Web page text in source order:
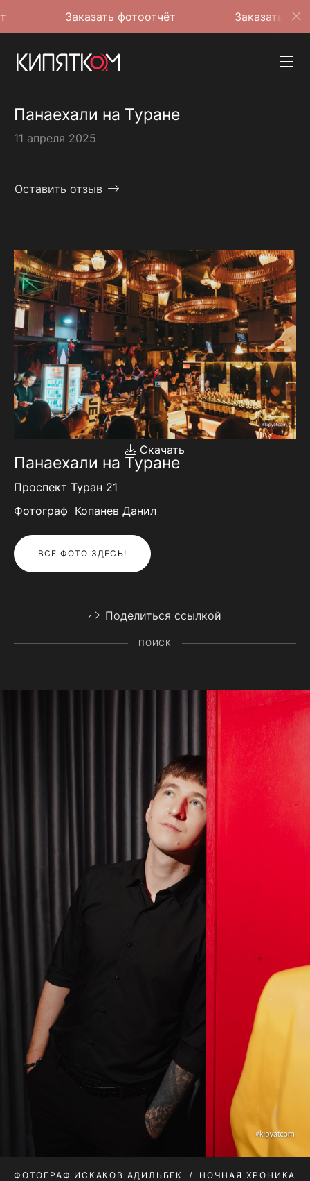
Заказать фотоотчёт Заказать фотоотчёт
Панаехали на Туране
11 апреля 2025
Оставить отзыв
Скачать
Панаехали на Туране
Проспект Туран 21
Фотограф Копанев Данил
ВСЕ ФОТО ЗДЕСЬ!
Поделиться ссылкой
ПОИСК
ФОТОГРАФ ИСКАКОВ АДИЛЬБЕК НОЧНАЯ ХРОНИКА